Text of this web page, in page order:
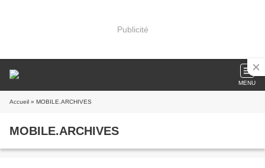
Publicité
MENU
Accueil » MOBILE.ARCHIVES
MOBILE.ARCHIVES